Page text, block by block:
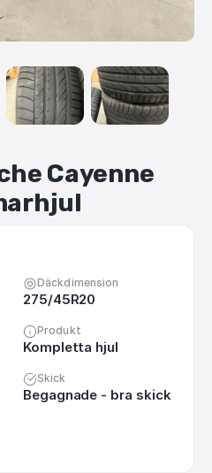
Cayenne
Däckdimension
275/45R20
Produkt
Kompletta hjul
Skick
Begagnade - bra skick